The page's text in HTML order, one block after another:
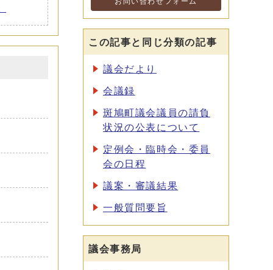
この記事と同じ分類の記事
議会だより
会議録
斑鳩町議会議員の請負
状況の公表について
定例会・臨時会・委員
会の日程
議案・審議結果
一般質問要旨
議会事務局